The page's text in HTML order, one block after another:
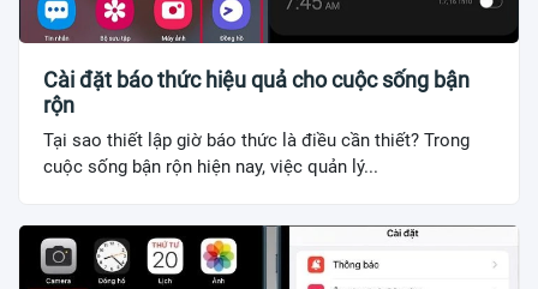
Cài đặt báo thức hiệu quả cho cuộc sống bận
rộn
Tại sao thiết lập giờ báo thức là điều cần thiết? Trong
cuộc sống bận rộn hiện nay, việc quản lý...